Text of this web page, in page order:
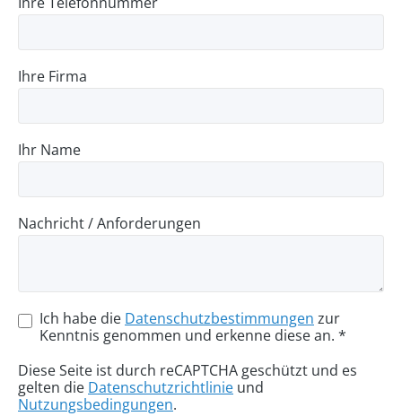
Ihre Firma
Ihr Name
Nachricht / Anforderungen
Ich habe die Datenschutzbestimmungen zur
Kenntnis genommen und erkenne diese an. *
Diese Seite ist durch reCAPTCHA geschützt und es
gelten die Datenschutzrichtlinie und
Nutzungsbedingungen.